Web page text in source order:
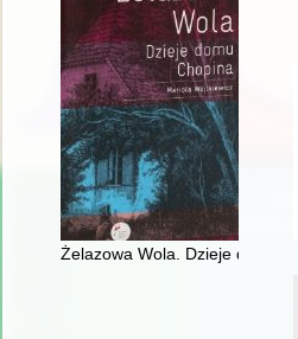
Żelazowa Wola. Dzieje domu